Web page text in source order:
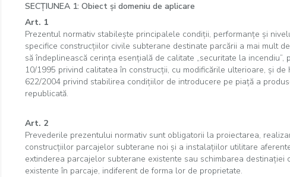
SECŢIUNEA 1: Obiect şi domeniu de aplicare
Art. 1
Prezentul normativ stabileşte principalele condiţii, performanţe şi
specifice construcţiilor civile subterane destinate parcării a mai mult
să îndeplinească cerinţa esenţială de calitate „securitate la incendiu”,
10/1995 privind calitatea în construcţii, cu modificările ulterioare, şi de
622/2004 privind stabilirea condiţiilor de introducere pe piaţă a
republicată.
Art. 2
Prevederile prezentului normativ sunt obligatorii la proiectarea,
construcţiilor parcajelor subterane noi şi a instalaţiilor utilitare
extinderea parcajelor subterane existente sau schimbarea destinaţiei
existente în parcaje, indiferent de forma lor de proprietate.